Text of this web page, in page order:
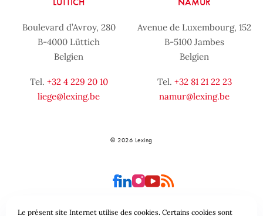
Boulevard d’Avroy, 280
B-4000 Lüttich
Belgien
Tel. +32 4 229 20 10
liege@lexing.be
Avenue de Luxembourg, 152
B-5100 Jambes
Belgien
Tel. +32 81 21 22 23
namur@lexing.be
© 2026 Lexing
Le présent site Internet utilise des cookies. Certains cookies sont